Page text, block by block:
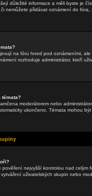
důležité informace a měli byste je
nemůžete přidávat oznámení do
na fóru hned pod oznámeními,
rozhoduje administrátor, kteří
témata?
moderátorem nebo
ukončeno. Témata mohou
pověření nejvyšší kontrolou nad
uživatelských skupin nebo